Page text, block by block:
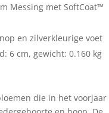
Messing met SoftCoat™
en zilverkleurige voet
6 cm, gewicht: 0.160 kg
die in het voorjaar